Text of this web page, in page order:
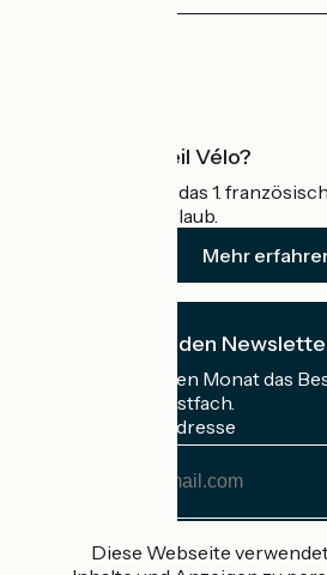
Was ist Accueil Vélo?
Accueil Vélo ist das 1.
Radfahrer im Urlaub.
Mehr
Ich abonniere den
Erhalten Sie jeden Monat das
Rad in Ihrem Postfach.
Meine E-Mail-Adresse
AdresseDiese Webseite